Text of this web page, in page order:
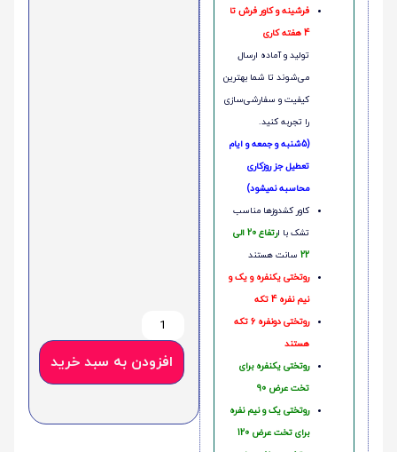
فرشینه و کاور فرش تا
4 هفته کاری
تولید و آماده ارسال
می‌شوند تا شما بهترین
کیفیت و سفارشی‌سازی
را تجربه کنید.
(5شنبه و جمعه و ایام
تعطیل جز روزکاری
محاسبه نمیشود)
کاور کشدوزها مناسب
تشک با ا
رتفاع 20 الی
22 سانت هستند
روتختی یکنفره و یک و
نیم نفره 4 تکه
روتختی دونفره 6 تکه
هستند
روتختی یکنفره برای
تخت عرض 90
روتختی یک و نیم نفره
برای تخت عرض 120
افزودن به سبد خرید